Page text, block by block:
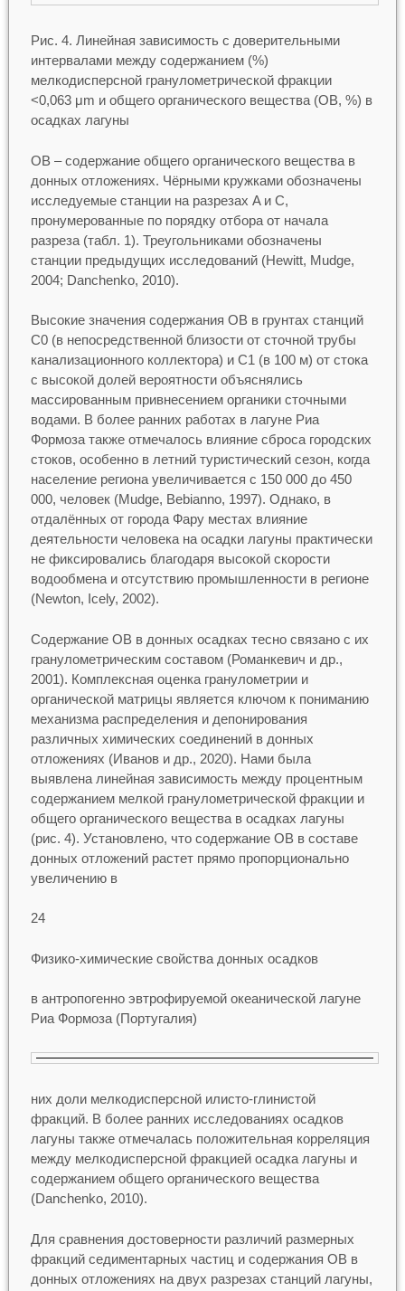
Рис. 4. Линейная зависимость с доверительными
интервалами между содержанием (%)
мелкодисперсной гранулометрической фракции
<0,063 μm и общего органического вещества (ОВ, %) в
осадках лагуны
ОВ – содержание общего органического вещества в
донных отложениях. Чёрными кружками обозначены
исследуемые станции на разрезах A и С,
пронумерованные по порядку отбора от начала
разреза (табл. 1). Треугольниками обозначены
станции предыдущих исследований (Hewitt, Mudge,
2004; Danchenko, 2010).
Высокие значения содержания ОВ в грунтах станций
С0 (в непосредственной близости от сточной трубы
канализационного коллектора) и С1 (в 100 м) от стока
с высокой долей вероятности объяснялись
массированным привнесением органики сточными
водами. В более ранних работах в лагуне Риа
Формоза также отмечалось влияние сброса городских
стоков, особенно в летний туристический сезон, когда
население региона увеличивается с 150 000 до 450
000, человек (Mudge, Bebianno, 1997). Однако, в
отдалённых от города Фару местах влияние
деятельности человека на осадки лагуны практически
не фиксировались благодаря высокой скорости
водообмена и отсутствию промышленности в регионе
(Newton, Icely, 2002).
Содержание ОВ в донных осадках тесно связано с их
гранулометрическим составом (Романкевич и др.,
2001). Комплексная оценка гранулометрии и
органической матрицы является ключом к пониманию
механизма распределения и депонирования
различных химических соединений в донных
отложениях (Иванов и др., 2020). Нами была
выявлена линейная зависимость между процентным
содержанием мелкой гранулометрической фракции и
общего органического вещества в осадках лагуны
(рис. 4). Установлено, что содержание ОВ в составе
донных отложений растет прямо пропорционально
увеличению в
24
Физико-химические свойства донных осадков
в антропогенно эвтрофируемой океанической лагуне
Риа Формоза (Португалия)
них доли мелкодисперсной илисто-глинистой
фракций. В более ранних исследованиях осадков
лагуны также отмечалась положительная корреляция
между мелкодисперсной фракцией осадка лагуны и
содержанием общего органического вещества
(Danchenko, 2010).
Для сравнения достоверности различий размерных
фракций седиментарных частиц и содержания ОВ в
донных отложениях на двух разрезах станций лагуны,